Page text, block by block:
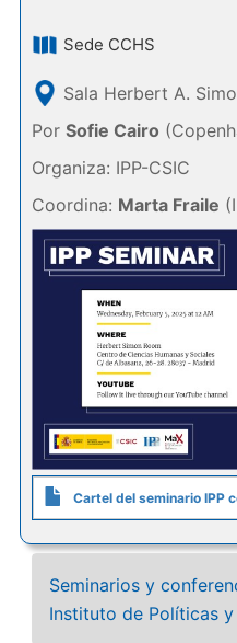
Sede CCHS
Sala Herbert A.
Por Sofie Cairo
Organiza: IPP-CSIC
Coordina: Marta Fraile
Cartel del seminario IPP
Seminarios y
Instituto de Políticas y